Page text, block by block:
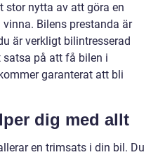
stor nytta av att göra en
Bilens prestanda är
är verkligt bilintresserad
satsa på att få bilen i
garanterat att bli
dig med allt
en trimsats i din bil. Du